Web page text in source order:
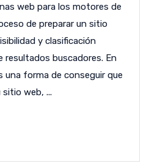
web para los motores de
de preparar un sitio
y clasificación
resultados buscadores. En
una forma de conseguir que
web, ...